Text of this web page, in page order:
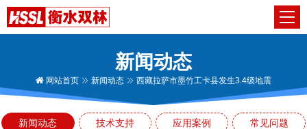
新闻动态
网站首页 新闻动态 西藏拉萨市墨竹工卡县发生3.4级地震
新闻动态 技术支持 应用案例 常见问题